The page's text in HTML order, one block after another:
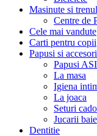
Masinute si
Centre de
Cele mai vandute
Carti pentru copii
Papusi si
Papusi
La masa
Igiena
La joaca
Seturi
Jucarii baie
Dentitie